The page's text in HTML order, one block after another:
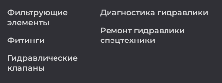
Фильтрующие
элементы
Фитинги
Гидравлические
клапаны
Диагностика гидравлики
Ремонт гидравлики
спецтехники